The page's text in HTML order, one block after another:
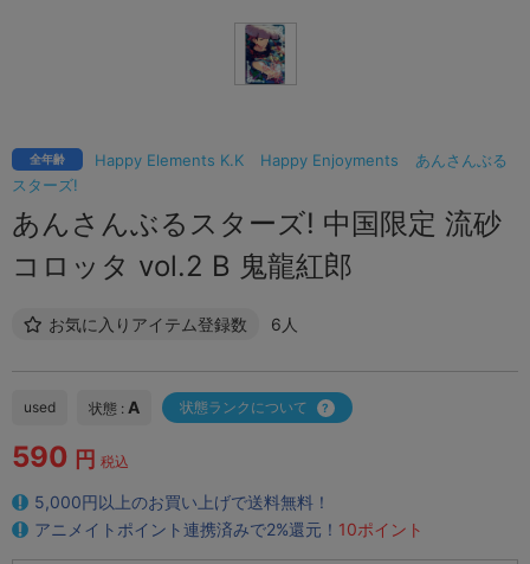
Happy Elements K.K Happy Enjoyments
あんさんぶる
スターズ!
全年齢
あんさんぶるスターズ! 中国限定 流砂
コロッタ vol.2 B 鬼龍紅郎
お気に入りアイテム登録数 6人
used 状態 : A 状態ランクについて
590 円 税込
5,000円以上のお買い上げで送料無料！
アニメイトポイント連携済みで2%還元！ 10ポイント